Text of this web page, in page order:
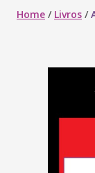
Home / Livros /